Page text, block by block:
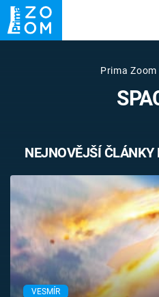
UFO
VETŘELCI
Témata
Pořady
TV Program
Prima Zoom
NEJNOVĚJŠÍ ČLÁNKY
VESMÍR